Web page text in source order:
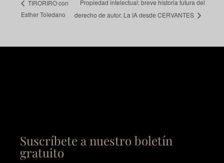
TIRORIRO con
Esther Toledano
Propiedad intelectual: breve historia futura del
derecho de autor. La IA desde CERVANTES
Suscríbete a nuestro boletín
gratuito